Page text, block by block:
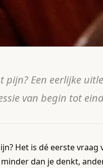
pijn? Een eerlijke
van begin tot
Het is dé eerste
dan je denkt,